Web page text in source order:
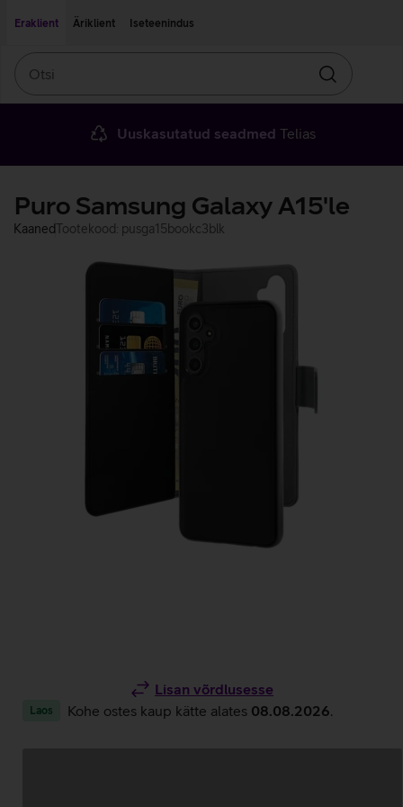
Eraklient
Äriklient Iseteenindus
Otsin
Uuskasutatud seadmed Telias
Puro Samsung Galaxy A15'le
KaanedTootekood: pusga15bookc3blk
Lisan võrdlusesse
Laos Kohe ostes kaup kätte alates 08.08.2026